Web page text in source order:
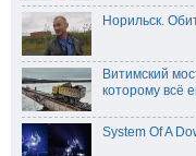
Норильск.
Витимский
которому всё
System Of A